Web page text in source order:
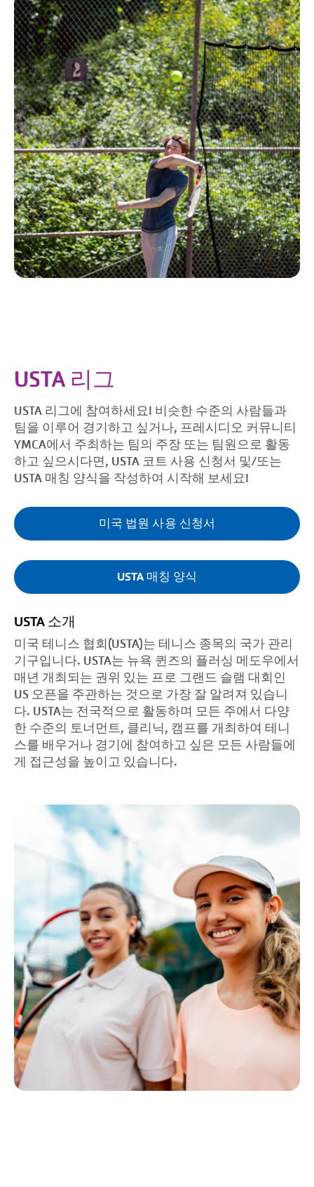
USTA 리그
USTA 리그에 참여하세요! 비슷한 수준의 사람들과
팀을 이루어 경기하고 싶거나, 프레시디오 커뮤니티
YMCA에서 주최하는 팀의 주장 또는 팀원으로 활동
하고 싶으시다면, USTA 코트 사용 신청서 및/또는
USTA 매칭 양식을 작성하여 시작해 보세요!
미국 법원 사용 신청서
USTA 매칭 양식
USTA 소개
미국 테니스 협회(USTA)는 테니스 종목의 국가 관리
기구입니다. USTA는 뉴욕 퀸즈의 플러싱 메도우에서
매년 개최되는 권위 있는 프로 그랜드 슬램 대회인
US 오픈을 주관하는 것으로 가장 잘 알려져 있습니
다. USTA는 전국적으로 활동하며 모든 주에서 다양
한 수준의 토너먼트, 클리닉, 캠프를 개최하여 테니
스를 배우거나 경기에 참여하고 싶은 모든 사람들에
게 접근성을 높이고 있습니다.